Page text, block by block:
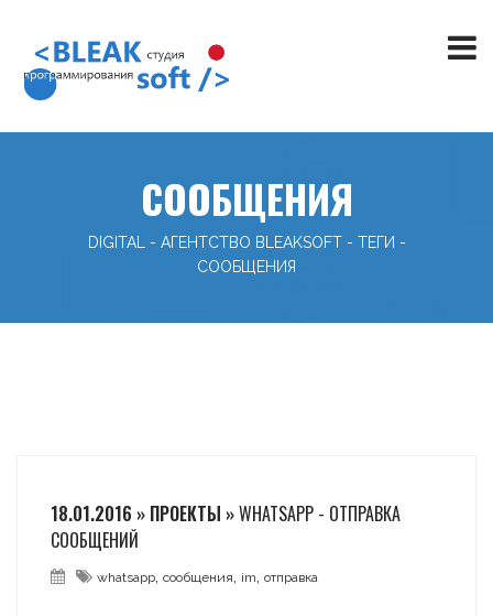
СООБЩЕНИЯ
DIGITAL - АГЕНТСТВО BLEAKSOFT - ТЕГИ -
СООБЩЕНИЯ
18.01.2016 » ПРОЕКТЫ »WHATSAPP - ОТПРАВКА
СООБЩЕНИЙ
whatsapp, сообщения, im, отправка